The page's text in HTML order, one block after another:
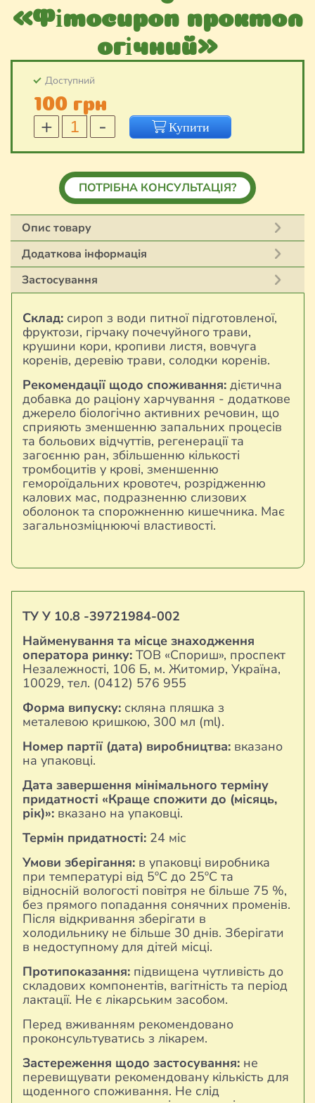
«Фітосироп проктол
огічний»
Доступний
100 грн
Добавка
дієтична
«Фітосироп
кількість
Купити
ПОТРІБНА КОНСУЛЬТАЦІЯ?
Опис товару
Додаткова інформація
Застосування
Склад: сироп з води питної підготовленої,
фруктози, гірчаку почечуйного трави,
крушини кори, кропиви листя, вовчуга
коренів, деревію трави, солодки коренів.
Рекомендації щодо споживання: дієтична
добавка до раціону харчування - додаткове
джерело біологічно активних речовин, що
сприяють зменшенню запальних процесів
та больових відчуттів, регенерації та
загоєнню ран, збільшенню кількості
тромбоцитів у крові, зменшенню
гемороїдальних кровотеч, розрідженню
калових мас, подразненню слизових
оболонок та спорожненню кишечника. Має
загальнозміцнюючі властивості.
ТУ У 10.8 -39721984-002
Найменування та місце знаходження
оператора ринку: ТОВ «Спориш», проспект
Незалежності, 106 Б, м. Житомир, Україна,
10029, тел. (0412) 576 955
Форма випуску: скляна пляшка з
металевою кришкою, 300 мл (ml).
Номер партії (дата) виробництва: вказано
на упаковці.
Дата завершення мінімального терміну
придатності «Краще спожити до (місяць,
рік)»: вказано на упаковці.
Термін придатності: 24 міс
Умови зберігання: в упаковці виробника
при температурі від 5ºС до 25ºС та
відносній вологості повітря не більше 75 %,
без прямого попадання сонячних променів.
Після відкривання зберігати в
холодильнику не більше 30 днів. Зберігати
в недоступному для дітей місці.
Протипоказання: підвищена чутливість до
складових компонентів, вагітність та період
лактації. Не є лікарським засобом.
Перед вживанням рекомендовано
проконсультуватись з лікарем.
Застереження щодо застосування: не
перевищувати рекомендовану кількість для
щоденного споживання. Не слід